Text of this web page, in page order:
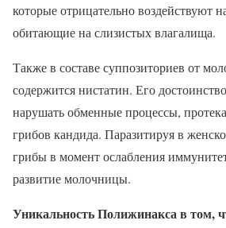
которые отрицательно воздействуют
обитающие на слизистых влагалища.
Также в составе суппозиториев от
содержится нистатин. Его
нарушать обменные процессы,
грибов кандида. Паразитируя в
грибы в момент ослабления
развитие молочницы.
Уникальность Полижинакса в том,